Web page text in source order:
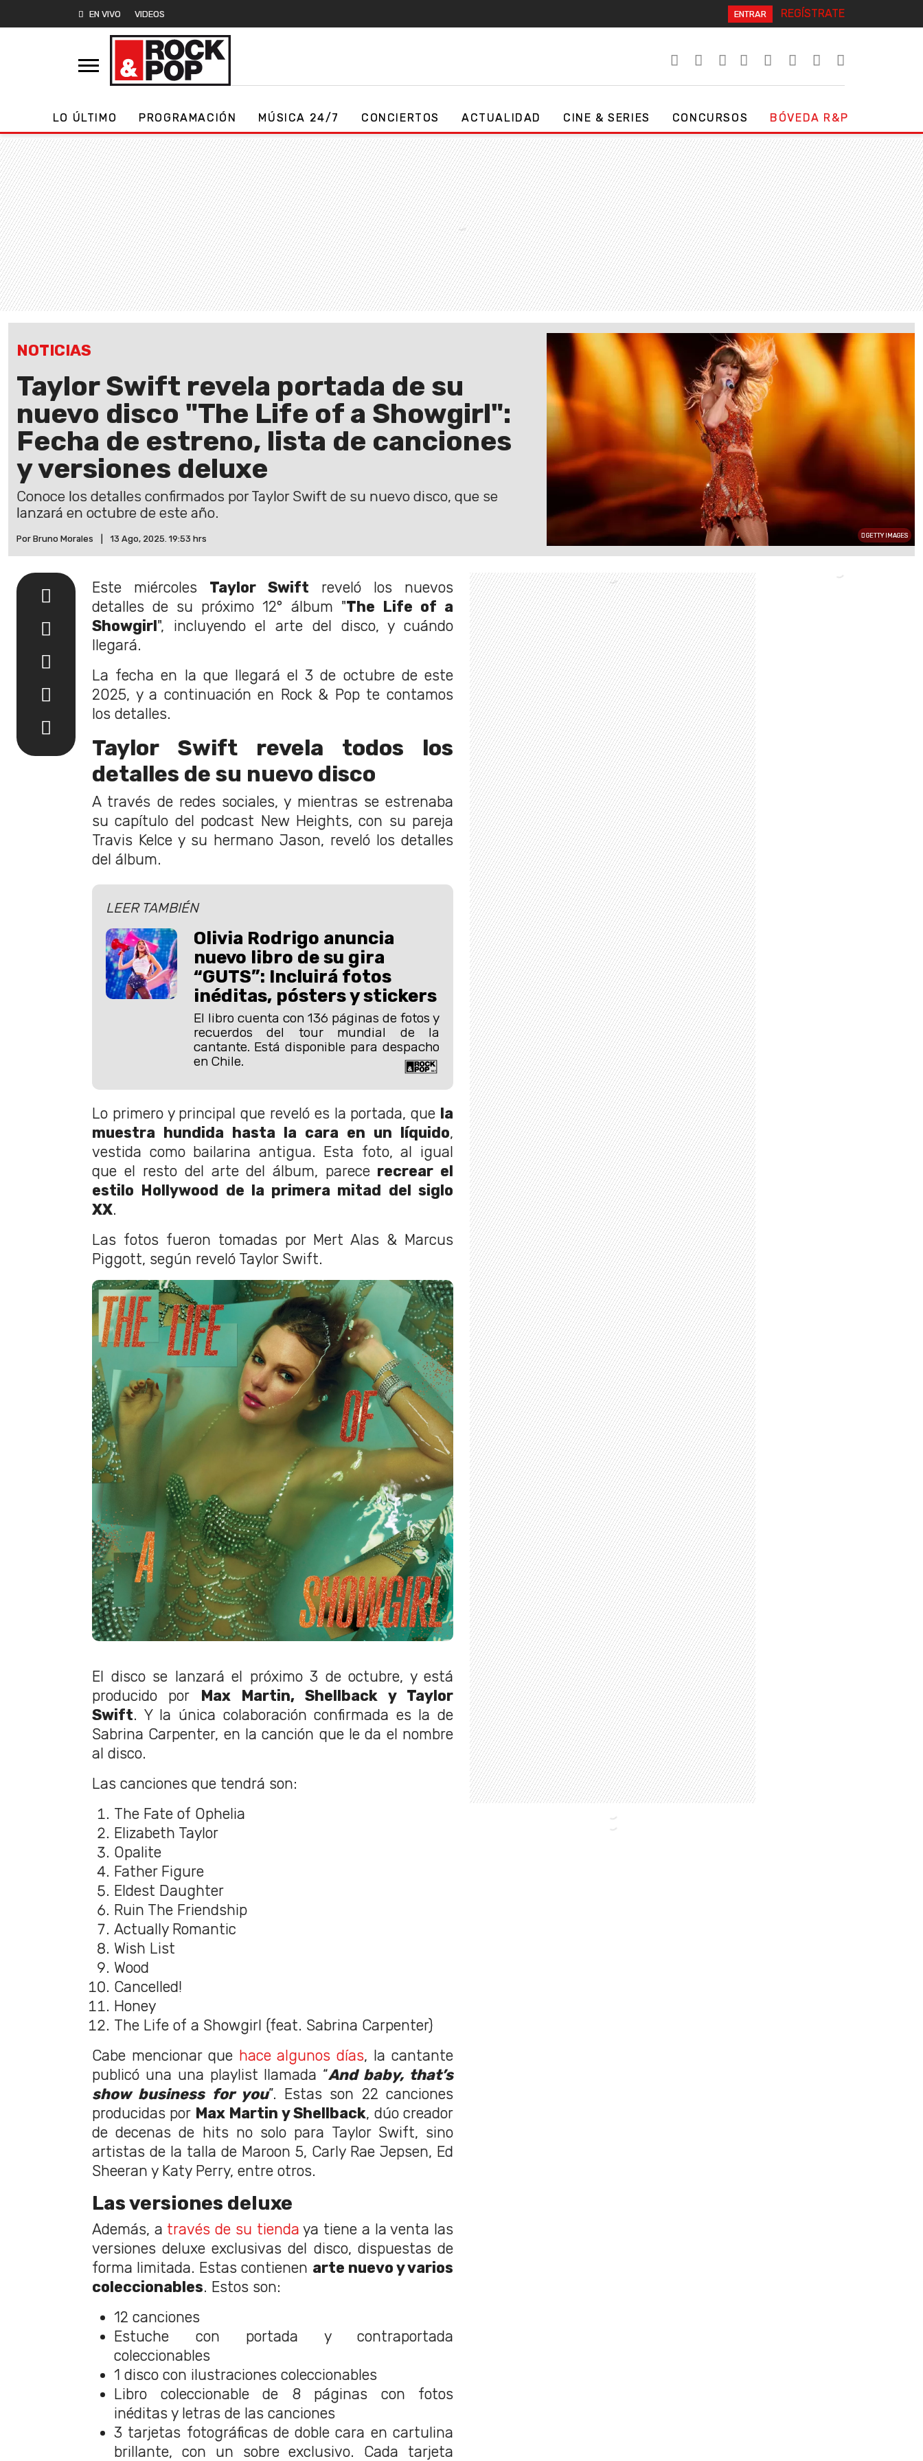
EN VIVO VIDEOS ENTRAR REGÍSTRATE
LO ÚLTIMO PROGRAMACIÓN MÚSICA 24/7 CONCIERTOS ACTUALIDAD CINE & SERIES CONCURSOS BÓVEDA R&P
NOTICIAS
Taylor Swift revela portada de su
nuevo disco "The Life of a Showgirl":
Fecha de estreno, lista de canciones
y versiones deluxe
Conoce los detalles confirmados por Taylor Swift de su nuevo disco, que se
lanzará en octubre de este año.
Por Bruno Morales 13 Ago, 2025. 19:53 hrs GETTY IMAGES
Este miércoles Taylor Swift reveló los nuevos
detalles de su próximo 12° álbum "The Life of a
Showgirl", incluyendo el arte del disco, y cuándo
llegará.
La fecha en la que llegará el 3 de octubre de este
2025, y a continuación en Rock & Pop te contamos
los detalles.
Taylor Swift revela todos los
detalles de su nuevo disco
A través de redes sociales, y mientras se estrenaba
su capítulo del podcast New Heights, con su pareja
Travis Kelce y su hermano Jason, reveló los detalles
del álbum.
LEER TAMBIÉN
Olivia Rodrigo anuncia
nuevo libro de su gira
“GUTS”: Incluirá fotos
inéditas, pósters y stickers
El libro cuenta con 136 páginas de fotos y
recuerdos del tour mundial de la
cantante. Está disponible para despacho
en Chile.
Lo primero y principal que reveló es la portada, que la
muestra hundida hasta la cara en un líquido,
vestida como bailarina antigua. Esta foto, al igual
que el resto del arte del álbum, parece recrear el
estilo Hollywood de la primera mitad del siglo
XX.
Las fotos fueron tomadas por Mert Alas & Marcus
Piggott, según reveló Taylor Swift.
El disco se lanzará el próximo 3 de octubre, y está
producido por Max Martin, Shellback y Taylor
Swift. Y la única colaboración confirmada es la de
Sabrina Carpenter, en la canción que le da el nombre
al disco.
Las canciones que tendrá son:
The Fate of Ophelia
Elizabeth Taylor
Opalite
Father Figure
Eldest Daughter
Ruin The Friendship
Actually Romantic
Wish List
Wood
Cancelled!
Honey
The Life of a Showgirl (feat. Sabrina Carpenter)
Cabe mencionar que hace algunos días, la cantante
publicó una una playlist llamada “And baby, that’s
show business for you”. Estas son 22 canciones
producidas por Max Martin y Shellback, dúo creador
de decenas de hits no solo para Taylor Swift, sino
artistas de la talla de Maroon 5, Carly Rae Jepsen, Ed
Sheeran y Katy Perry, entre otros.
Las versiones deluxe
Además, a través de su tienda ya tiene a la venta las
versiones deluxe exclusivas del disco, dispuestas de
forma limitada. Estas contienen arte nuevo y varios
coleccionables. Estos son:
12 canciones
Estuche con portada y contraportada
coleccionables
1 disco con ilustraciones coleccionables
Libro coleccionable de 8 páginas con fotos
inéditas y letras de las canciones
3 tarjetas fotográficas de doble cara en cartulina
brillante, con un sobre exclusivo. Cada tarjeta